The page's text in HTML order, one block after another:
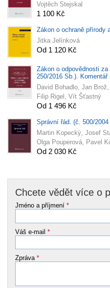
Vojtěch Stejskal
1 100 Kč
Zákon o ochraně přírody
Jitka Jelínková
Od 1 120 Kč
Zákon o odpovědnosti
250/2016 Sb.).
David Bohadlo, Jan
Filip Rigel, Vít Šťastný
Od 1 496 Kč
Správní řád. (č. 500/
Martin Kopecký, Josef
Olga Pouperová, Pavel
Od 2 030 Kč
Chcete vědět více o
Jméno a příjmení *
Váš e-mail *
Zpráva *